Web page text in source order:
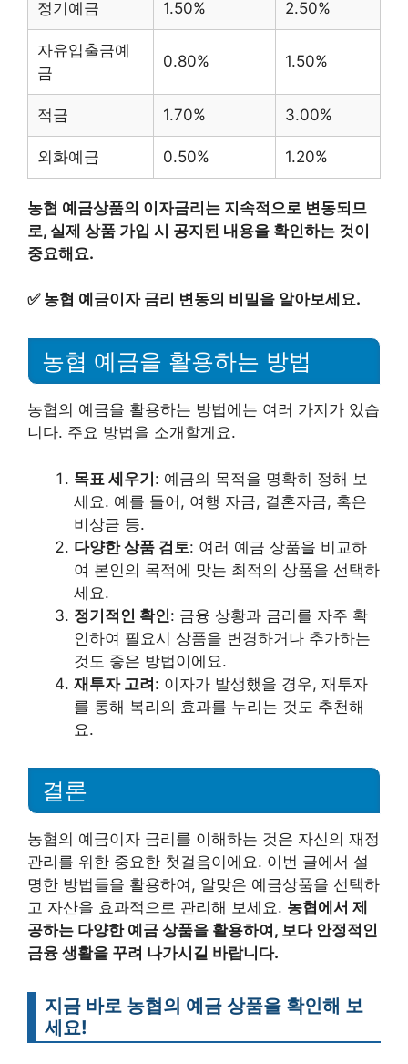
정기예금 1.50% 2.50%
자유입출금예
금
0.80% 1.50%
적금 1.70% 3.00%
외화예금 0.50% 1.20%
농협 예금상품의 이자금리는 지속적으로 변동되므
로, 실제 상품 가입 시 공지된 내용을 확인하는 것이
중요해요.
✅ 농협 예금이자 금리 변동의 비밀을 알아보세요.
농협 예금을 활용하는 방법
농협의 예금을 활용하는 방법에는 여러 가지가 있습
니다. 주요 방법을 소개할게요.
목표 세우기: 예금의 목적을 명확히 정해 보
세요. 예를 들어, 여행 자금, 결혼자금, 혹은
비상금 등.
다양한 상품 검토: 여러 예금 상품을 비교하
여 본인의 목적에 맞는 최적의 상품을 선택하
세요.
정기적인 확인: 금융 상황과 금리를 자주 확
인하여 필요시 상품을 변경하거나 추가하는
것도 좋은 방법이에요.
재투자 고려: 이자가 발생했을 경우, 재투자
를 통해 복리의 효과를 누리는 것도 추천해
요.
결론
농협의 예금이자 금리를 이해하는 것은 자신의 재정
관리를 위한 중요한 첫걸음이에요. 이번 글에서 설
명한 방법들을 활용하여, 알맞은 예금상품을 선택하
고 자산을 효과적으로 관리해 보세요. 농협에서 제
공하는 다양한 예금 상품을 활용하여, 보다 안정적인
금융 생활을 꾸려 나가시길 바랍니다.
지금 바로 농협의 예금 상품을 확인해 보
세요!